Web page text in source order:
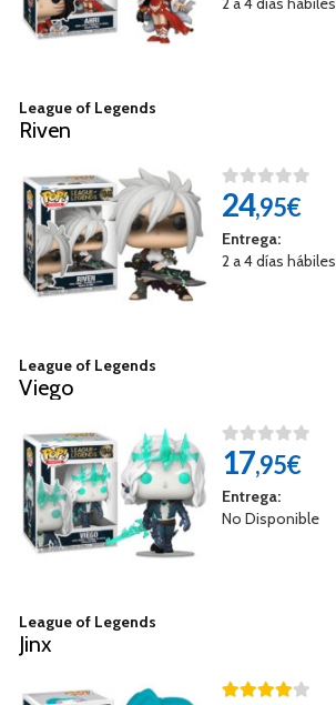
League of Legends
Riven
24,95€
Entrega:
2 a 4 días hábiles
League of Legends
Viego
17,95€
Entrega:
No Disponible
League of Legends
Jinx